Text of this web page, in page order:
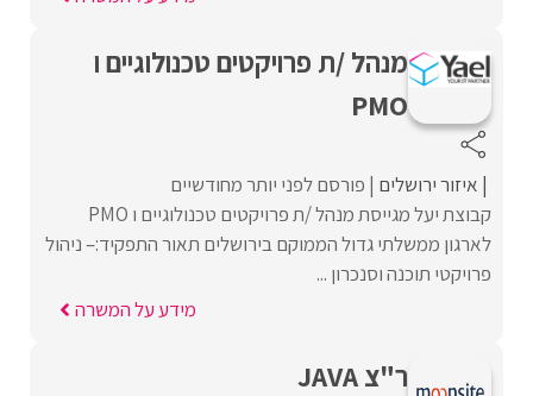
מנהל /ת פרויקטים טכנולוגיים ו
PMO
איזור ירושלים פורסם לפני יותר מחודשיים
קבוצת יעל מגייסת מנהל /ת פרויקטים טכנולוגיים ו PMO
לארגון ממשלתי גדול הממוקם בירושלים תאור התפקיד:– ניהול
פרויקטי תוכנה וסנכרון ...
מידע על המשרה
ר"צ JAVA